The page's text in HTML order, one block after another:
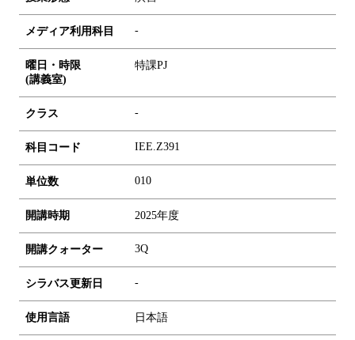
メディア利用科目 -
曜日・時限
(講義室)
特課PJ
クラス -
科目コード IEE.Z391
単位数 010
開講時期 2025年度
開講クォーター 3Q
シラバス更新日 -
使用言語 日本語